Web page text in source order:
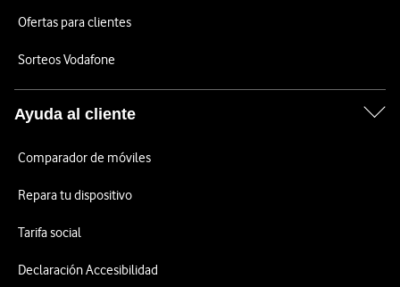
Ofertas para clientes
Sorteos Vodafone
Ayuda al cliente
Comparador de móviles
Repara tu dispositivo
Tarifa social
Declaración Accesibilidad